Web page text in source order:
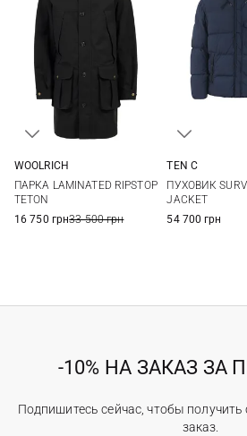
WOOLRICH
ПАРКА LAMINATED RIPSTOP
TETON
16 750 грн33 500 грн
56
TEN C
ПУХОВИК
JACKET
54 700 грн
-10% НА ЗАКАЗ ЗА
Подпишитесь сейчас, чтобы получить
заказ.